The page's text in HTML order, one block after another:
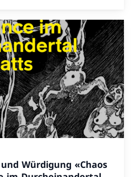
Würdigung «Chaos